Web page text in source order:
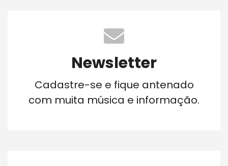
Newsletter
Cadastre-se e fique antenado
com muita música e informação.